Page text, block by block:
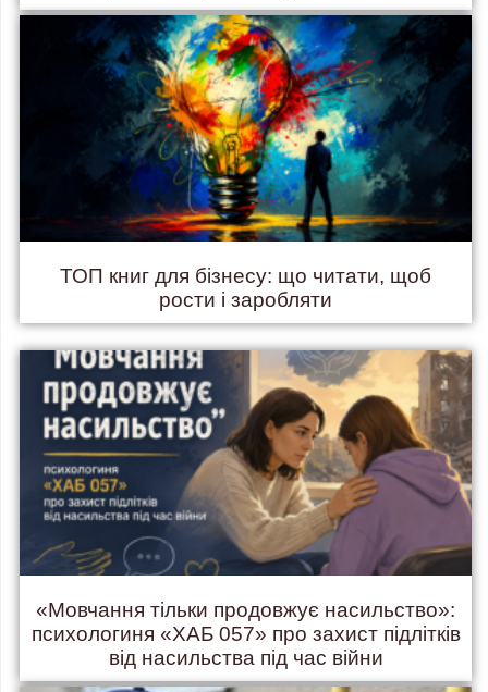
ТОП книг для бізнесу: що читати, щоб
рости і заробляти
«Мовчання тільки продовжує насильство»:
психологиня «ХАБ 057» про захист підлітків
від насильства під час війни